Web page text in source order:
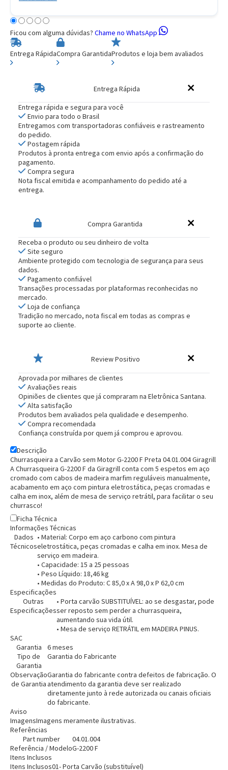
Entrega Flash
Cartão de crédito
Pagamento via Pix
Retire na Loja
Ficou com alguma dúvidas? Chame no WhatsApp
Entrega RápidaCompra GarantidaProdutos e loja bem avaliados
Entrega Rápida
Entrega rápida e segura para você
Envio para todo o Brasil
Entregamos com transportadoras confiáveis e rastreamento
do pedido.
Postagem rápida
Produtos à pronta entrega com envio após a confirmação do
pagamento.
Compra segura
Nota fiscal emitida e acompanhamento do pedido até a
entrega.
Compra Garantida
Receba o produto ou seu dinheiro de volta
Site seguro
Ambiente protegido com tecnologia de segurança para seus
dados.
Pagamento confiável
Transações processadas por plataformas reconhecidas no
mercado.
Loja de confiança
Tradição no mercado, nota fiscal em todas as compras e
suporte ao cliente.
Review Positivo
Aprovada por milhares de clientes
Avaliações reais
Opiniões de clientes que já compraram na Eletrônica Santana.
Alta satisfação
Produtos bem avaliados pela qualidade e desempenho.
Compra recomendada
Confiança construída por quem já comprou e aprovou.
Descrição
Churrasqueira a Carvão sem Motor G-2200 F Preta 04.01.004 Giragrill
A Churrasqueira G-2200 F da Giragrill conta com 5 espetos em aço
cromado com cabos de madeira marfim reguláveis manualmente,
acabamento em aço com pintura eletrostática, peças cromadas e
calha em inox, além de mesa de serviço retrátil, para facilitar o seu
churrasco!
Ficha Técnica
Informações Técnicas
Dados
Técnicos
• Material: Corpo em aço carbono com pintura
eletrostática, peças cromadas e calha em inox. Mesa de
serviço em madeira.
• Capacidade: 15 a 25 pessoas
• Peso Líquido: 18,46 kg
• Medidas do Produto: C 85,0 x A 98,0 x P 62,0 cm
Especificações
Outras
Especificações
• Porta carvão SUBSTITUÍVEL: ao se desgastar, pode
ser reposto sem perder a churrasqueira,
aumentando sua vida útil.
• Mesa de serviço RETRÁTIL em MADEIRA PINUS.
SAC
Garantia
6 meses
Tipo de
Garantia
Garantia do Fabricante
Observação
de Garantia
Garantia do fabricante contra defeitos de fabricação. O
atendimento da garantia deve ser realizado
diretamente junto à rede autorizada ou canais oficiais
do fabricante.
Aviso
ImagensImagens meramente ilustrativas.
Referências
Part number
04.01.004
Referência / ModeloG-2200 F
Itens Inclusos
Itens Inclusos01- Porta Carvão (substituível)